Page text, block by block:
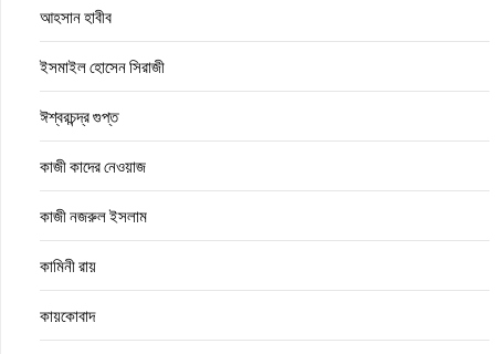
আহসান হাবীব
ইসমাইল হোসেন সিরাজী
ঈশ্বরচন্দ্র গুপ্ত
কাজী কাদের নেওয়াজ
কাজী নজরুল ইসলাম
কামিনী রায়
কায়কোবাদ